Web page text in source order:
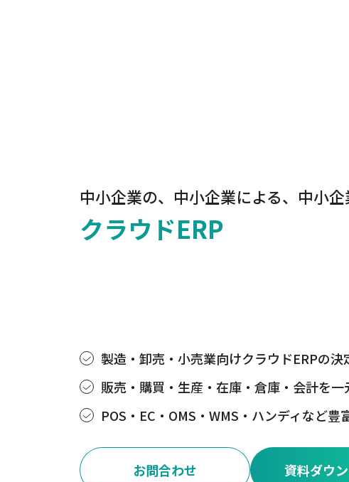
中小企業の、中小企業による、中小
クラウドERP
製造・卸売・小売業向けクラウドERPの決
販売・購買・生産・在庫・倉庫・会計を一
POS・EC・OMS・WMS・ハンディなど豊
お問合わせ 資料ダウ